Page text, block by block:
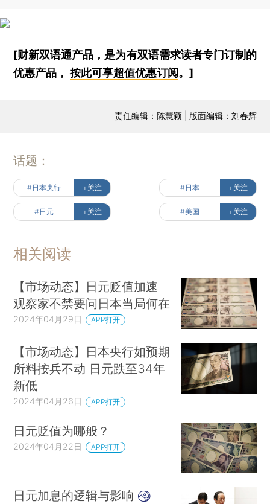
[财新双语通产品，是为有双语需求读者专门订制的
优惠产品，按此可享超值优惠订阅。]
责任编辑：陈慧颖 | 版面编辑：刘春辉
话题：
#日本央行 +关注 #日本 +关注
#日元 +关注 #美国 +关注
相关阅读
【市场动态】日元贬值加速
观察家不禁要问日本当局何在
2024年04月29日 APP打开
【市场动态】日本央行如预期
所料按兵不动 日元跌至34年
新低
2024年04月26日 APP打开
日元贬值为哪般？
2024年04月22日 APP打开
日元加息的逻辑与影响